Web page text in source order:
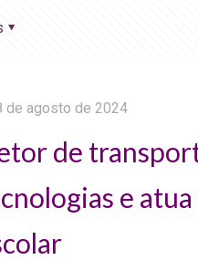
de agosto de 2024
de
e